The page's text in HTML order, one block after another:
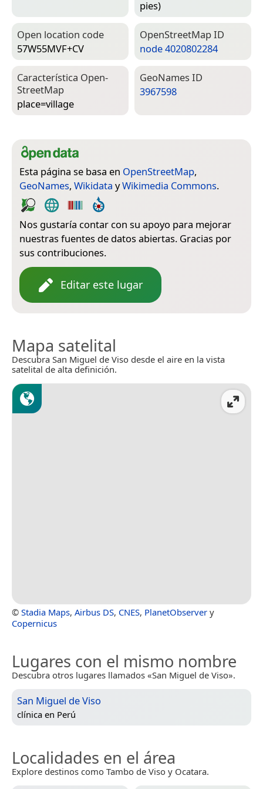
pies)
Open location code
57W55MVF+CV
Open­Street­Map ID
node 4020802284
Característica Open­
Street­Map
place=­village
Geo­Names ID
3967598
Esta página se basa en OpenStreetMap,
GeoNames, Wikidata yWikimedia Commons.
Nos gustaría contar con su apoyo para mejorar
nuestras fuentes de datos abiertas. Gracias por
sus contribuciones.
Editar este lugar
Mapa satelital
Descubra San Miguel de Viso desde el aire en la vista
satelital de alta definición.
© Stadia Maps, Airbus DS, CNES, PlanetObserver y
Copernicus
Lugares con el mismo nombre
Descubra otros lugares llamados «San Miguel de Viso».
San Miguel de Viso
clínica en Perú
Localidades en el área
Explore destinos como Tambo de Viso y Ocatara.